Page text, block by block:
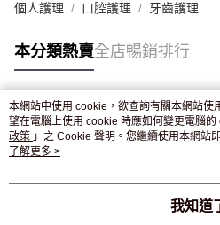
個人護理 口腔護理 牙齒護理
本分類熱賣全店暢銷排行
熱門標籤
熱銷排行
本網站中使用 cookie，欲查詢有關本網站使
望在電腦上使用 cookie 時應如何變更電腦
政策 」之 Cookie 聲明。您繼續使用本網站
條款之 Cookie 聲明使用 cookie。
了解更多 >
我知道